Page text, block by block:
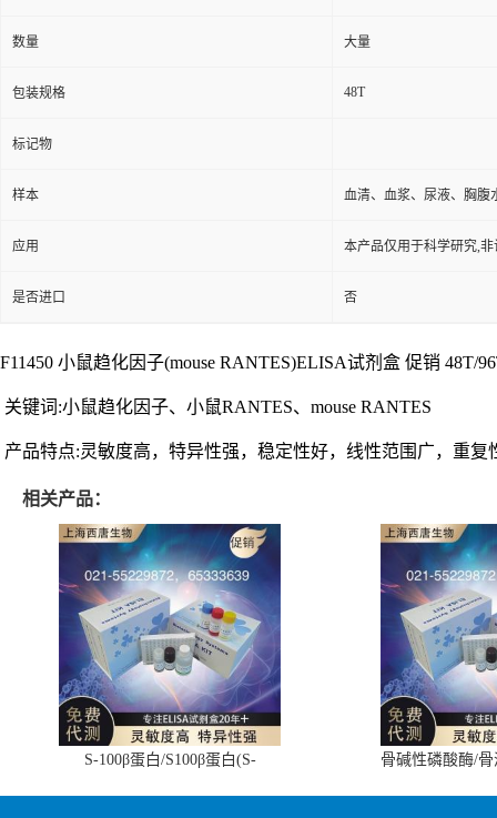
数量 大量
包装规格 48T
标记物
样本 血清、血浆、尿液、胸腹
应用 本产品仅用于科学研究,
是否进口 否
F11450 小鼠趋化因子(mouse RANTES)ELISA试剂盒 促销 48T/
关键词:小鼠趋化因子、小鼠RANTES、mouse RANTES
产品特点:灵敏度高，特异性强，稳定性好，线性范围广，重复
相关产品：
S-100β蛋白/S100β蛋白(S-
骨碱性磷酸酶/